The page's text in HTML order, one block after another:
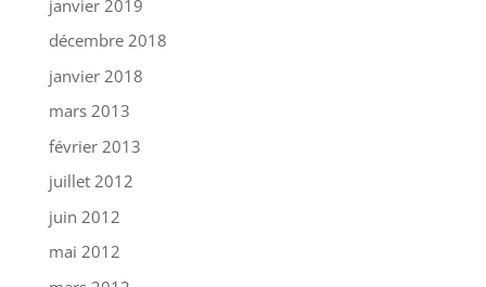
janvier 2019
décembre 2018
janvier 2018
mars 2013
février 2013
juillet 2012
juin 2012
mai 2012